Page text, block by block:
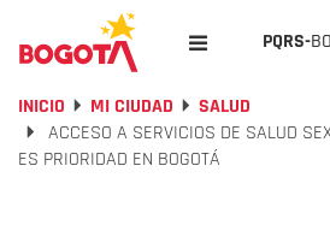
PQRS-
INICIO MI CIUDAD
SALUD
ACCESO A SERVICIOS DE SALUD
ES PRIORIDAD EN BOGOTÁ